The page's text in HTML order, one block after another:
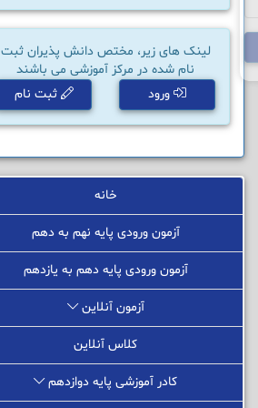
لینک های زیر، مختص دانش پذیران ثبت
نام شده در مرکز آموزشی می باشند
ورود
ثبت نام
خانه
آزمون ورودی پایه نهم به دهم
آزمون ورودی پایه دهم به یازدهم
آزمون آنلاین
کلاس آنلاین
کادر آموزشی پایه دوازدهم